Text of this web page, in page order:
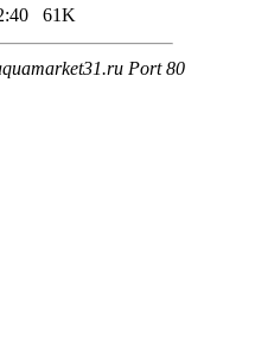
61K
Port 80